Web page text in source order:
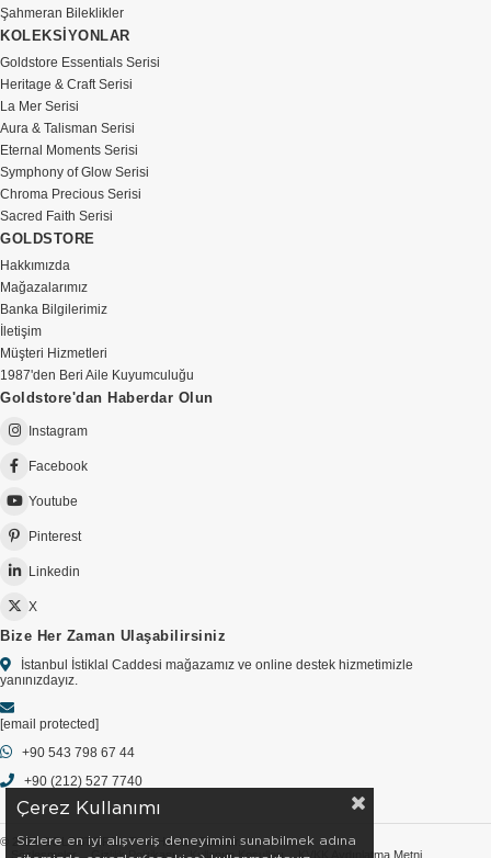
Şahmeran Bileklikler
KOLEKSİYONLAR
Goldstore Essentials Serisi
Heritage & Craft Serisi
La Mer Serisi
Aura & Talisman Serisi
Eternal Moments Serisi
Symphony of Glow Serisi
Chroma Precious Serisi
Sacred Faith Serisi
GOLDSTORE
Hakkımızda
Mağazalarımız
Banka Bilgilerimiz
İletişim
Müşteri Hizmetleri
1987'den Beri Aile Kuyumculuğu
Goldstore'dan Haberdar Olun
Instagram
Facebook
Youtube
Pinterest
Linkedin
X
Bize Her Zaman Ulaşabilirsiniz
İstanbul İstiklal Caddesi mağazamız ve online destek hizmetimizle
yanınızdayız.
[email protected]
+90 543 798 67 44
+90 (212) 527 7740
© 2026 GOLDSTORE - Tüm Hakları Saklıdır.
Sözleşmeler
Gizlilik Politikası Kullanım Koşulları KVKK Aydınlatma Metni
Çerez Kullanımı
Sizlere en iyi alışveriş deneyimini sunabilmek adına